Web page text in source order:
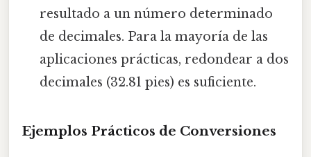
resultado a un número determinado
de decimales. Para la mayoría de las
aplicaciones prácticas, redondear a dos
decimales (32.81 pies) es suficiente.
Ejemplos Prácticos de Conversiones